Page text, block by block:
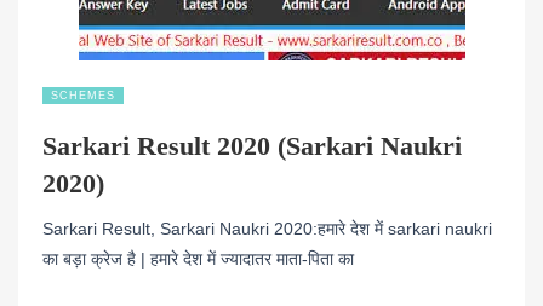
SCHEMES
Sarkari Result 2020 (Sarkari Naukri
2020)
Sarkari Result, Sarkari Naukri 2020:हमारे देश में sarkari naukri
का बड़ा क्रेज है | हमारे देश में ज्यादातर माता-पिता का